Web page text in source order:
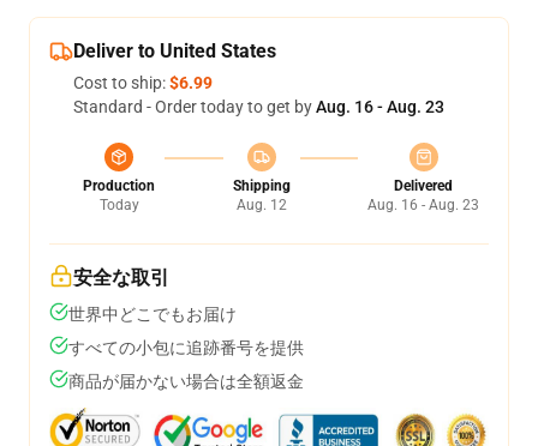
Deliver to United States
Cost to ship:$6.99
Standard - Order today to get byAug. 16 - Aug. 23
Production
Today
Shipping
Aug. 12
Delivered
Aug. 16 - Aug. 23
安全な取引
世界中どこでもお届け
すべての小包に追跡番号を提供
商品が届かない場合は全額返金